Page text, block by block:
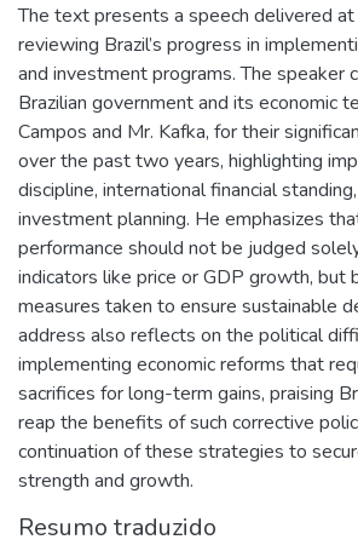
The text presents a speech delivered
reviewing Brazil’s progress in
and investment programs. The speaker
Brazilian government and its economic
Campos and Mr. Kafka, for their
over the past two years, highlighting
discipline, international financial
investment planning. He emphasizes
performance should not be judged
indicators like price or GDP growth, but
measures taken to ensure sustainable
address also reflects on the political
implementing economic reforms that
sacrifices for long-term gains, praising
reap the benefits of such corrective
continuation of these strategies to
strength and growth.
Resumo traduzido